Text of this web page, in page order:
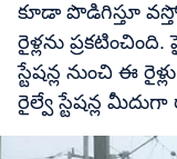
కూడా పొడిగిస్తూ
రైళ్లను
స్టేషన్ల నుంచి ఈ
రైల్వే స్టేషన్ల